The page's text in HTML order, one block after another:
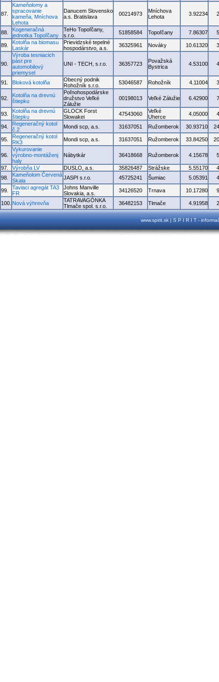
87.
Kameňolomy a
spracovanie
kameňa, Mníchova
Lehota
Danucem Slovensko
a.s. Bratislava
00214973
Mníchova
Lehota
3.92234
88.
Kogeneračná
jednotka Topoľčany
TeHo Topoľčany,
s.r.o.
51858584 Topoľčany 7.86307
89.
Kotolňa na biomasu
Laskár
Prievidzské tepelné
hospodárstvo, a.s.
36325961 Nováky 10.61320
90.
Výroba tesniacich
pást pre
automobilový
priemysel
UNI - TECH, s.r.o. 36357723
Považská
Bystrica
4.53100
91. Bloková kotolňa
Obecný podnik
Rohožník s.r.o.
53046587 Rohožník 4.11004
92.
Kotolňa na drevnú
štiepku
Poľnohospodárske
družstvo Veľké
Zálužie
00198013 Veľké Zálužie 6.42900
93.
Kotolňa na drevnú
štiepku
GLOCK Forst
Slowakei
47543060
Veľké
Uherce
4.05000
94.
Regeneračný kotol
č.2
Mondi scp, a.s. 31637051 Ružomberok 30.93710
95.
Regeneračný kotol
RK3
Mondi scp, a.s. 31637051 Ružomberok 33.84250
96.
Vykurovanie
výrobno-montáženj
haly
Nábytkár 36418668 Ružomberok 4.15678
97. Výrobňa LV DUSLO, a.s. 35826487 Strážske 5.55170
98.
Kameňolom Červená
Skala
JASPI s.r.o. 45725241 Šumiac 5.05391
99.
Taviaci agregát TA3
FR
Johns Manville
Slovakia, a.s.
34126520 Trnava 10.17280
100. Nová výhrevňa
TATRAVAGÓNKA
Tlmače spol. s.r.o.
36482153 Tlmače 4.91958
www.spirit.sk | S P I R I T -